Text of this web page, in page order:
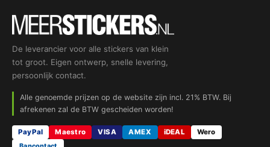
De leverancier voor alle stickers van klein
tot groot. Eigen ontwerp, snelle levering,
persoonlijk contact.
Alle genoemde prijzen op de website zijn incl. 21% BTW. Bij
afrekenen zal de BTW gescheiden worden!
PayPal Maestro VISA AMEX iDEAL
Wero